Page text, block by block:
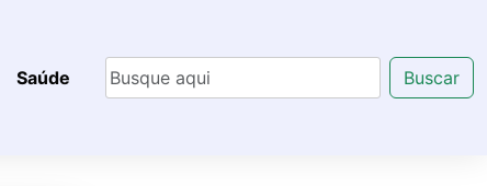
Saúde Buscar